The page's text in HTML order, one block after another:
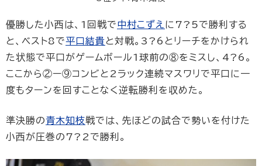
優勝した小西は、1回戦で中村こずえ に7?5で勝利する
と、ベスト8で平口結貴と対戦。3?6とリーチをかけられ
た状態で平口がゲームボール1球前の⑧をミスし、4?6。
ここから②ー⑨コンビと2ラック連続マスワリで平口に一
度もターンを回すことなく逆転勝利を収めた。
準決勝の青木知枝戦では、先ほどの試合で勢いを付けた
小西が圧巻の7?2で勝利。